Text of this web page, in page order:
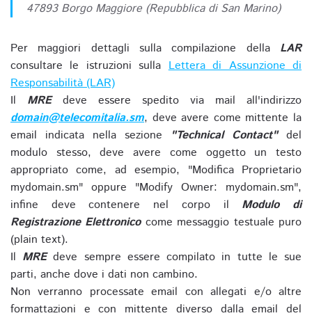
47893 Borgo Maggiore (Repubblica di San Marino)
Per maggiori dettagli sulla compilazione della LAR
consultare le istruzioni sullaLettera di Assunzione di
Responsabilità (LAR)
Il MREdeve essere spedito via mail all'indirizzo
domain@telecomitalia.sm, deve avere come mittente la
email indicata nella sezione
"Technical Contact"del
modulo stesso, deve avere come oggetto un testo
appropriato come, ad esempio, "Modifica Proprietario
mydomain.sm" oppure "Modify Owner: mydomain.sm",
infine deve contenere nel corpo il Modulo di
Registrazione Elettronicocome messaggio testuale puro
(plain text).
Il MREdeve sempre essere compilato in tutte le sue
parti, anche dove i dati non cambino.
Non verranno processate email con allegati e/o altre
formattazioni e con mittente diverso dalla email del